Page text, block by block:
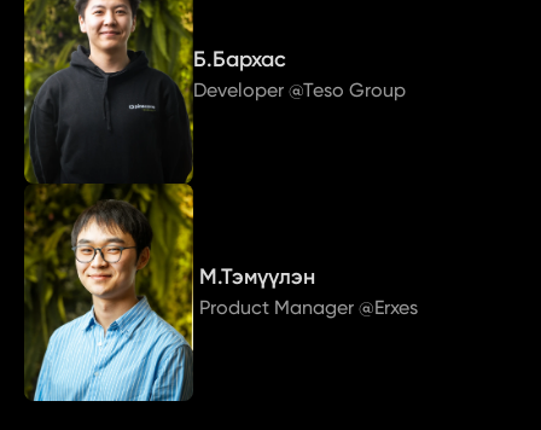
Б.Бархас
Developer @Teso Group
М.Тэмүүлэн
Product Manager @Erxes